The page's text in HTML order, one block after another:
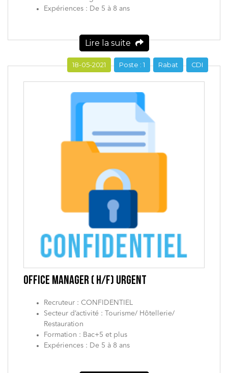
Expériences : De 5 à 8 ans
Lire la suite
OFFICE MANAGER ( H/F) URGENT
Recruteur : CONFIDENTIEL
Secteur d’activité : Tourisme/ Hôtellerie/
Restauration
Formation : Bac+5 et plus
Expériences : De 5 à 8 ans
CDI
Rabat
Poste : 1
18-05-2021